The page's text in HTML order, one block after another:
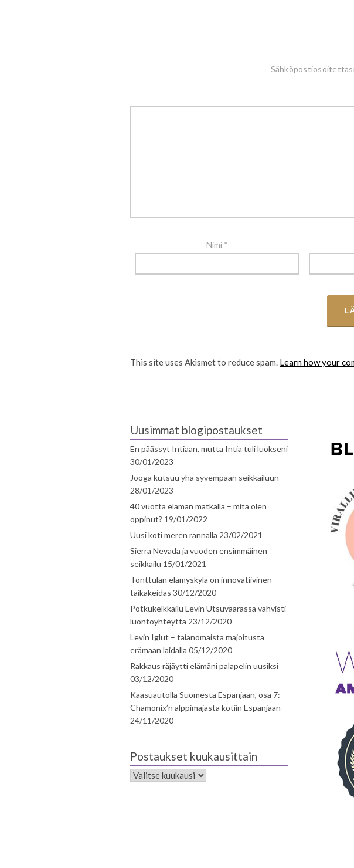
Nimi *
This site uses Akismet to reduce spam. Learn how your
Uusimmat blogipostaukset
En päässyt Intiaan, mutta Intia tuli luokseni
30/01/2023
Jooga kutsuu yhä syvempään seikkailuun
28/01/2023
40 vuotta elämän matkalla – mitä olen
oppinut? 19/01/2022
Uusi koti meren rannalla 23/02/2021
Sierra Nevada ja vuoden ensimmäinen
seikkailu 15/01/2021
Tonttulan elämyskylä on innovatiivinen
taikakeidas 30/12/2020
Potkukelkkailu Levin Utsuvaarassa vahvisti
luontoyhteyttä 23/12/2020
Levin Iglut – taianomaista majoitusta
erämaan laidalla 05/12/2020
Rakkaus räjäytti elämäni palapelin uusiksi
03/12/2020
Kaasuautolla Suomesta Espanjaan, osa 7:
Chamonix’n alppimajasta kotiin Espanjaan
24/11/2020
Postaukset kuukausittain